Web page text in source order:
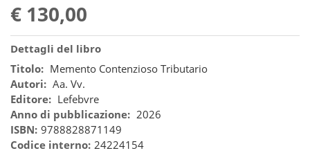
€ 130,00
Dettagli del libro
Titolo: Memento Contenzioso Tributario
Autori: Aa. Vv.
Editore: Lefebvre
Anno di pubblicazione: 2026
ISBN: 9788828871149
Codice interno: 24224154